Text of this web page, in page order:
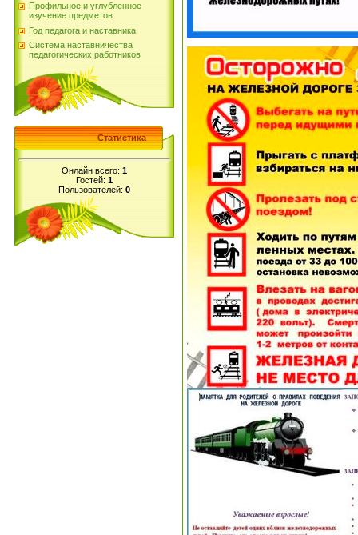
Профильное и углубленное
изучение предметов
Год педагога и наставника
Система наставничества
педагогических работников
Статистика
Онлайн всего: 1
Гостей: 1
Пользователей: 0